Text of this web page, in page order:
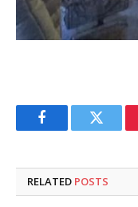
FacebookTwitter
RELATED POSTS